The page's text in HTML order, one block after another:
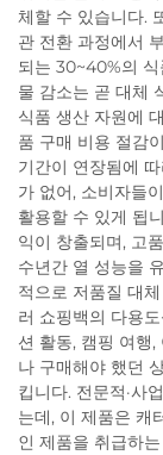
체할 수 있습니다.
관 전환 과정에서
되는 30~40%의
물 감소는 곧 대체
식품 생산 자원에
품 구매 비용 절감
기간이 연장됨에
가 없어, 소비자들
활용할 수 있게 됩
익이 창출되며, 고
수년간 열 성능을
적으로 저품질 대
러 쇼핑백의 다용
션 활동, 캠핑 여행
나 구매해야 했던
킵니다. 전문적·사
는데, 이 제품은 캐
인 제품을 취급하